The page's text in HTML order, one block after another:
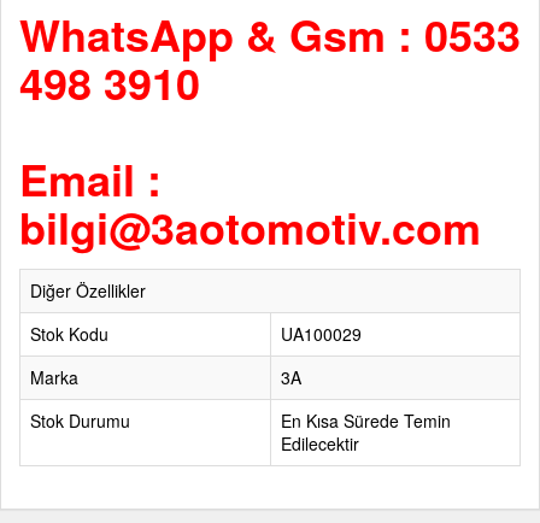
WhatsApp & Gsm : 0533
498 3910
Email :
bilgi@3aotomotiv.com
Diğer Özellikler
Stok Kodu
UA100029
Marka
3A
Stok Durumu
En Kısa Sürede Temin
Edilecektir